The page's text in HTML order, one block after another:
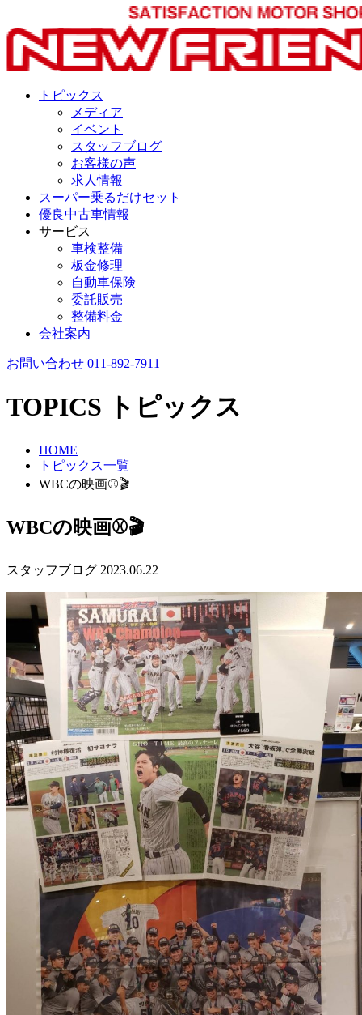
トピックス
メディア
イベント
スタッフブログ
お客様の声
求人情報
スーパー乗るだけセット
優良中古車情報
サービス
車検整備
板金修理
自動車保険
委託販売
整備料金
会社案内
お問い合わせ 011-892-7911
TOPICS トピックス
HOME
トピックス一覧
WBCの映画⚾🎬
WBCの映画⚾🎬
スタッフブログ 2023.06.22